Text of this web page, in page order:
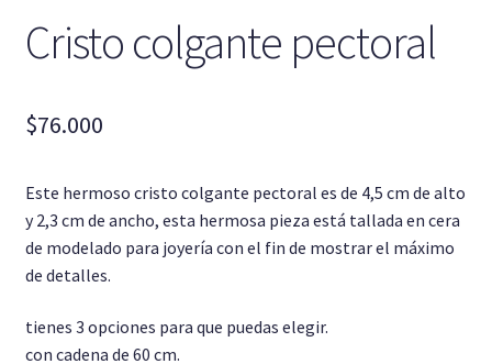
Dijes y colgantes
Pulseras
Anillo Unisex
Cadenas
Cristo colgante pectoral
$76.000
Este hermoso cristo colgante pectoral es de 4,5 cm de alto
y 2,3 cm de ancho, esta hermosa pieza está tallada en cera
de modelado para joyería con el fin de mostrar el máximo
de detalles.
tienes 3 opciones para que puedas elegir.
con cadena de 60 cm.